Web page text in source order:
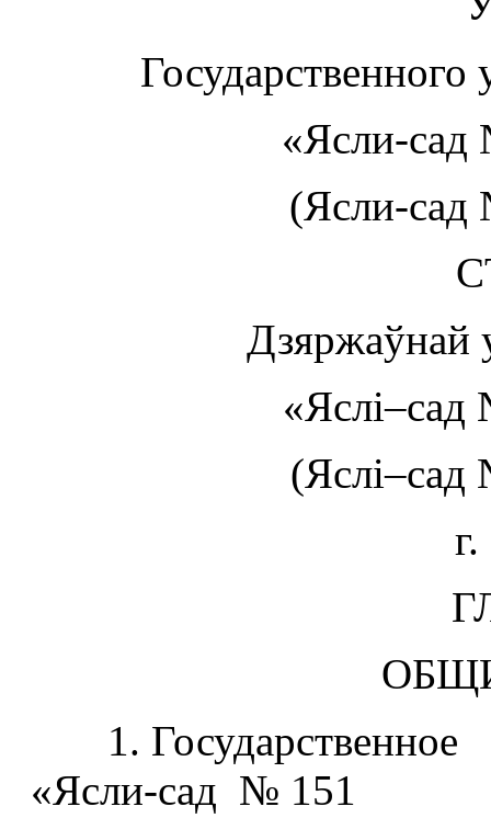
«Ясли-сад
(Ясли-сад
Дзяржаўнай
(Яслі–сад
ОБЩИЕ
1. Государственное
«Ясли-сад № 151